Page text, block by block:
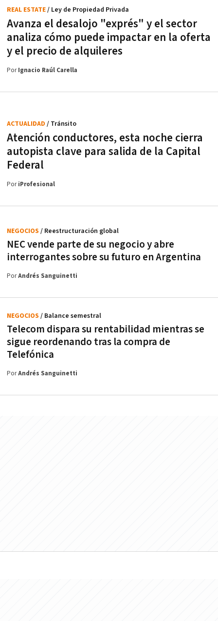
Avanza el desalojo "exprés" y el sector
analiza cómo puede impactar en la oferta
y el precio de alquileres
REAL ESTATE/ Ley de Propiedad Privada
PorIgnacio Raúl Carella
Atención conductores, esta noche cierra
autopista clave para salida de la Capital
Federal
ACTUALIDAD / Tránsito
PoriProfesional
NEC vende parte de su negocio y abre
interrogantes sobre su futuro en Argentina
NEGOCIOS / Reestructuración global
PorAndrés Sanguinetti
Telecom dispara su rentabilidad mientras se
sigue reordenando tras la compra de
Telefónica
NEGOCIOS / Balance semestral
PorAndrés Sanguinetti